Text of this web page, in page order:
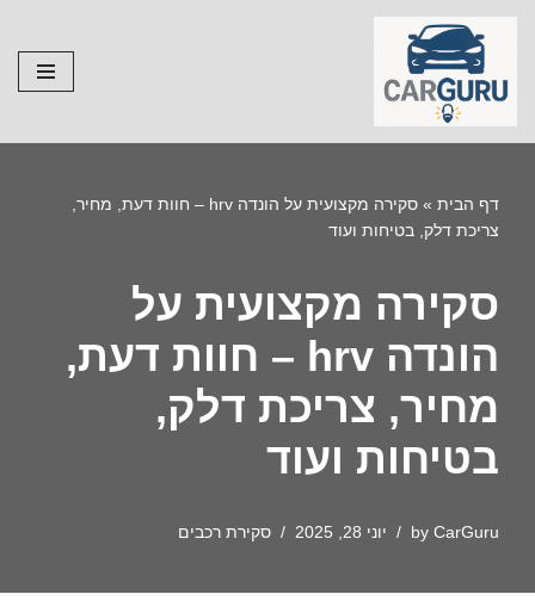
Skip
to
content
דף הבית »
סקירה מקצועית על הונדה hrv – חוות דעת, מחיר,
צריכת דלק, בטיחות ועוד
סקירה מקצועית על
הונדה hrv – חוות דעת,
מחיר, צריכת דלק,
בטיחות ועוד
by CarGuru יוני 28, 2025 סקירת רכבים